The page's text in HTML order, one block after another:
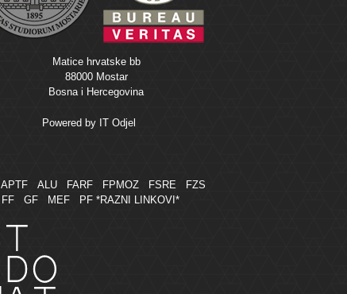
Matice hrvatske bb
88000 Mostar
Bosna i Hercegovina
Powered by IT Odjel
APTF ALU FARF FPMOZ FSRE
FZS
FF
GF MEF PF *RAZNI LINKOVI*